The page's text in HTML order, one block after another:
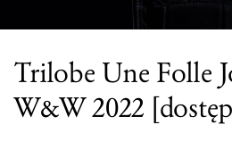
Trilobe Une Folle
W&W 2022